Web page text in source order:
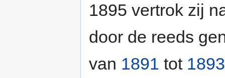
1895 vertrok zij
door de reeds
van 1891 tot 1893